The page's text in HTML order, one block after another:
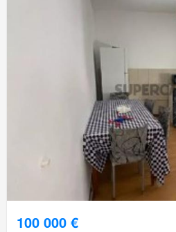
100 000 €